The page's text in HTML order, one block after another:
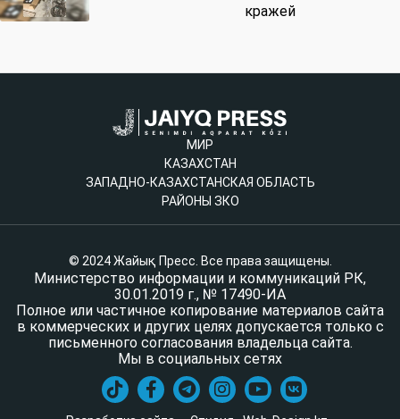
кражей
МИР
КАЗАХСТАН
ЗАПАДНО-КАЗАХСТАНСКАЯ ОБЛАСТЬ
РАЙОНЫ ЗКО
© 2024 Жайық Пресс. Все права защищены.
Министерство информации и коммуникаций РК,
30.01.2019 г., № 17490-ИА
Полное или частичное копирование материалов сайта
в коммерческих и других целях допускается только с
письменного согласования владельца сайта.
Мы в социальных сетях